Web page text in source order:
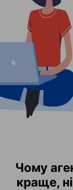
Чому
краще,